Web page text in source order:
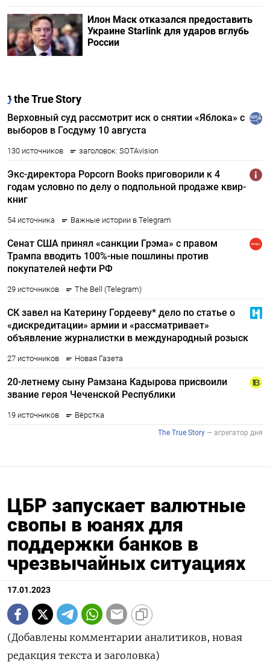
Илон Маск отказался предоставить
Украине Starlink для ударов вглубь
России
ЦБР запускает валютные
свопы в юанях для
поддержки банков в
чрезвычайных ситуациях
17.01.2023
(Добавлены комментарии аналитиков, новая
редакция текста и заголовка)